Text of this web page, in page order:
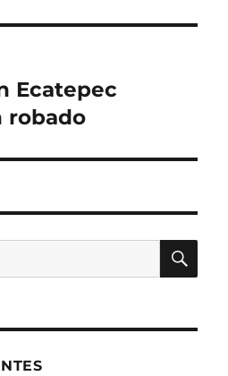
Ecatepec
robado